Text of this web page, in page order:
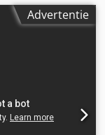
Advertentie